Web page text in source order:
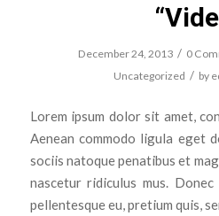
December 24, 2013 / 0
Uncategorized / by
Lorem ipsum dolor sit amet,
Aenean commodo ligula eget
sociis natoque penatibus et
nascetur ridiculus mus.
pellentesque eu, pretium quis,